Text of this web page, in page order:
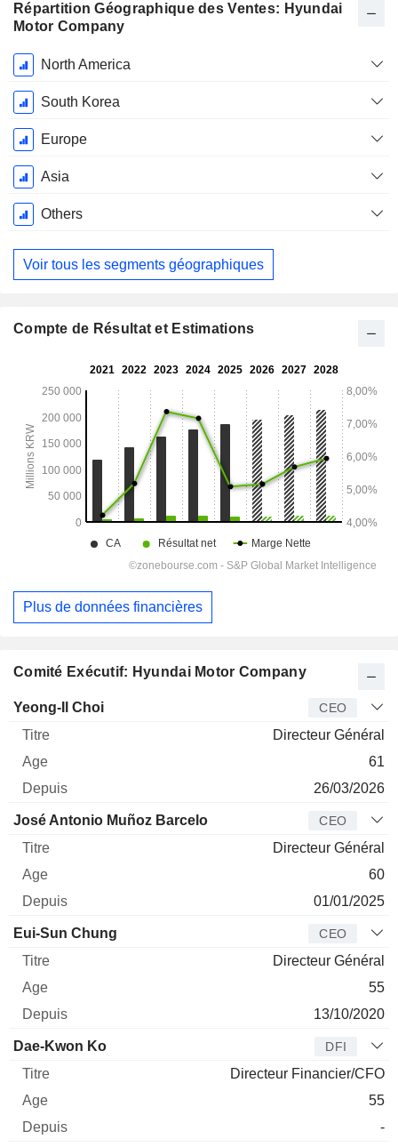
Répartition Géographique des Ventes: Hyundai
Motor Company
Période
Fiscale:
Décembre
North America
South Korea
Europe
Asia
Others
Voir tous les segments géographiques
Comité Exécutif: Hyundai Motor Company
Dirigeant Titre
Yeong-Il Choi CEO
Directeur Général
61
26/03/2026
José Antonio Muñoz Barcelo CEO
Directeur Général
60
01/01/2025
Eui-Sun Chung CEO
Directeur Général
55
13/10/2020
Dae-Kwon Ko DFI
Directeur Financier/CFO
55
-
Compte de Résultat et Estimations
Plus de données financières